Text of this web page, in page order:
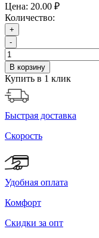
Цена: 20.00 ₽
Количество:
+
-
В корзину
Купить в 1 клик
Быстрая доставка
Скорость
Удобная оплата
Комфорт
Скидки за опт